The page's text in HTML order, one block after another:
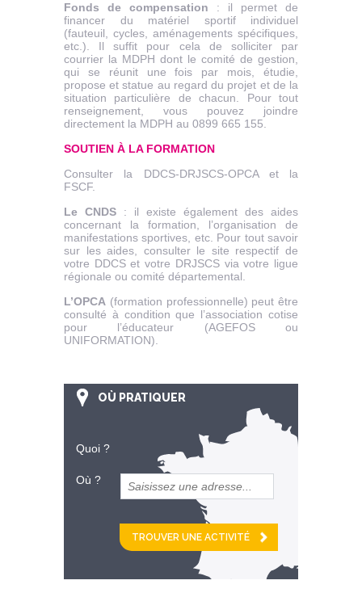
Fonds de compensation : il permet de
financer du matériel sportif individuel
(fauteuil, cycles, aménagements spécifiques,
etc.). Il suffit pour cela de solliciter par
courrier la MDPH dont le comité de gestion,
qui se réunit une fois par mois, étudie,
propose et statue au regard du projet et de la
situation particulière de chacun. Pour tout
renseignement, vous pouvez joindre
directement la MDPH au 0899 665 155.
SOUTIEN À LA FORMATION
Consulter la DDCS-DRJSCS-OPCA et la
FSCF.
Le CNDS : il existe également des aides
concernant la formation, l’organisation de
manifestations sportives, etc. Pour tout savoir
sur les aides, consulter le site respectif de
votre DDCS et votre DRJSCS via votre ligue
régionale ou comité départemental.
L’OPCA (formation professionnelle) peut être
consulté à condition que l’association cotise
pour l’éducateur (AGEFOS ou
UNIFORMATION).
OÙ PRATIQUER
Quoi ?
Où ?
et
km alentour